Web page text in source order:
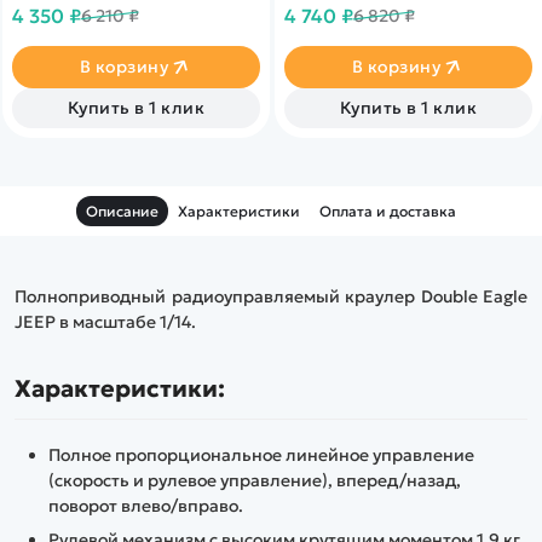
резиновые колеса и
4 350 ₽6 210 ₽
В корзину
Купить в 1 клик
4 740 ₽6 820 ₽
В корзину
Купить в 1 клик
Описание Характеристики Оплата и доставка
Полноприводный радиоуправляемый краулер Double Eagle
JEEP в масштабе 1/14.
Характеристики:
Полное пропорциональное линейное управление
(скорость и рулевое управление), вперед/назад,
поворот влево/вправо.